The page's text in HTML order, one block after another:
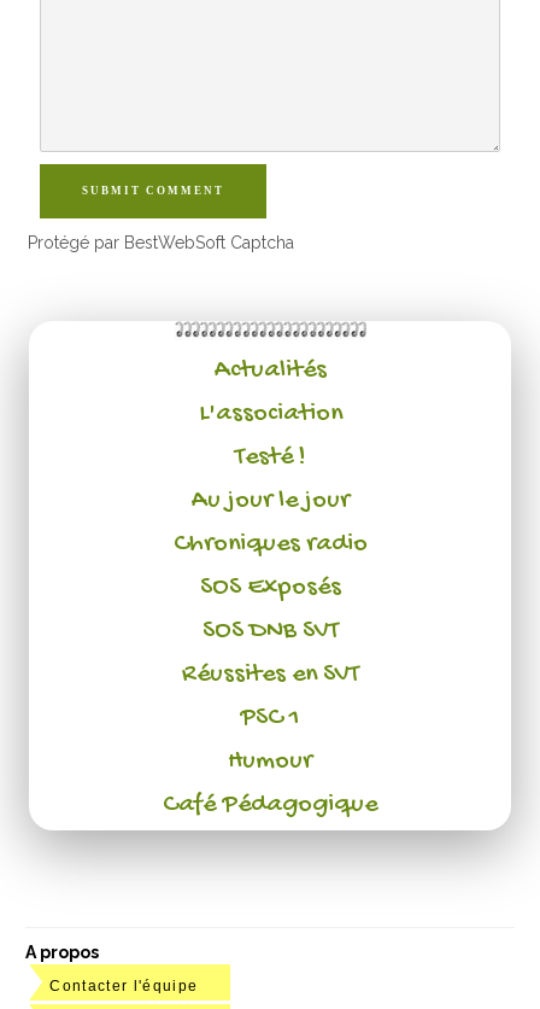
SUBMIT COMMENT
Protégé par BestWebSoft Captcha
Actualités
L'association
Testé !
Au jour le jour
Chroniques radio
SOS Exposés
SOS DNB SVT
Réussites en SVT
PSC 1
Humour
Café Pédagogique
A propos
Contacter l'équipe